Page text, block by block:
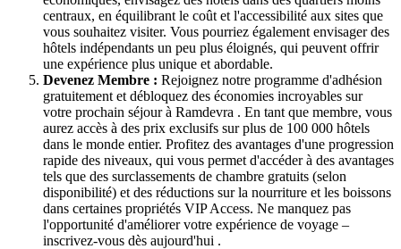
centraux, en équilibrant le coût et l'accessibilité aux sites que
vous souhaitez visiter. Vous pourriez également envisager des
hôtels indépendants un peu plus éloignés, qui peuvent offrir
une expérience plus unique et abordable.
Devenez Membre : Rejoignez notre programme d'adhésion
gratuitement et débloquez des économies incroyables sur
votre prochain séjour à Ramdevra . En tant que membre, vous
aurez accès à des prix exclusifs sur plus de 100 000 hôtels
dans le monde entier. Profitez des avantages d'une progression
rapide des niveaux, qui vous permet d'accéder à des avantages
tels que des surclassements de chambre gratuits (selon
disponibilité) et des réductions sur la nourriture et les boissons
dans certaines propriétés VIP Access. Ne manquez pas
l'opportunité d'améliorer votre expérience de voyage –
inscrivez-vous dès aujourd'hui .